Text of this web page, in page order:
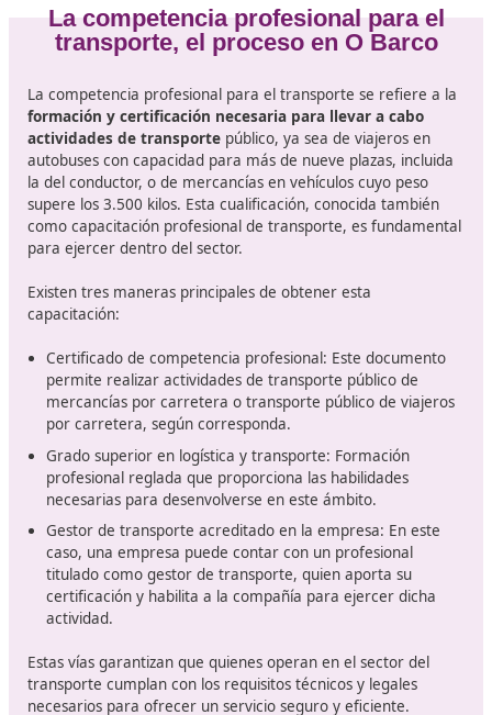
Este título de competencia profesional en transporte
fundamental para garantizar la calidad y la seguridad
sector. El certificado correspondiente, regulado por
normativas tanto nacionales como europeas, asegura
conductores y operadores de transporte poseen las
habilidades y conocimientos necesariospara
su labor de manera eficiente y conforme a la ley.
En un contexto donde la movilidad sostenible y la
una formación especializada se convierte en un
indispensable. Además, este título no solo habilita a los
profesionales para operar vehículos de transporte,
también lespermite acceder a una serie de ventajas
laborales, tales como mejores oportunidades de
mayores posibilidades de ascenso dentro de sus
empresas.
La competencia profesional
transporte, el proceso en O
formación y certificación necesaria para llevar a
actividades de transportepúblico, ya sea de viajeros